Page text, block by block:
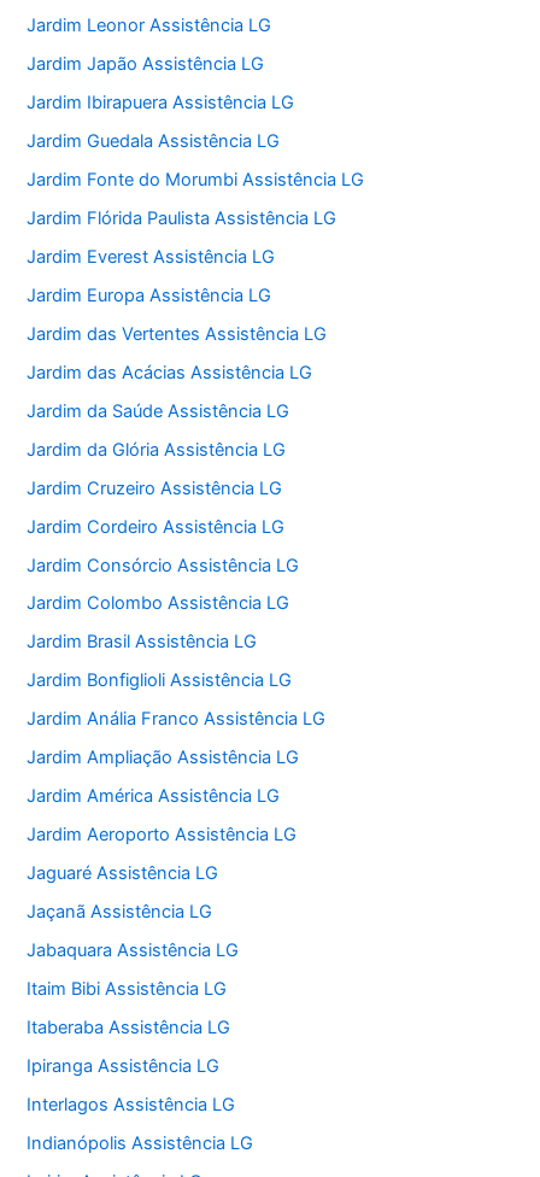
Jardim Leonor Assistência LG
Jardim Japão Assistência LG
Jardim Ibirapuera Assistência LG
Jardim Guedala Assistência LG
Jardim Fonte do Morumbi Assistência LG
Jardim Flórida Paulista Assistência LG
Jardim Everest Assistência LG
Jardim Europa Assistência LG
Jardim das Vertentes Assistência LG
Jardim das Acácias Assistência LG
Jardim da Saúde Assistência LG
Jardim da Glória Assistência LG
Jardim Cruzeiro Assistência LG
Jardim Cordeiro Assistência LG
Jardim Consórcio Assistência LG
Jardim Colombo Assistência LG
Jardim Brasil Assistência LG
Jardim Bonfiglioli Assistência LG
Jardim Anália Franco Assistência LG
Jardim Ampliação Assistência LG
Jardim América Assistência LG
Jardim Aeroporto Assistência LG
Jaguaré Assistência LG
Jaçanã Assistência LG
Jabaquara Assistência LG
Itaim Bibi Assistência LG
Itaberaba Assistência LG
Ipiranga Assistência LG
Interlagos Assistência LG
Indianópolis Assistência LG